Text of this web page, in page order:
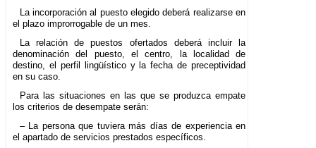
La incorporación al puesto elegido deberá realizarse en
el plazo improrrogable de un mes.
La relación de puestos ofertados deberá incluir la
denominación del puesto, el centro, la localidad de
destino, el perfil lingüístico y la fecha de preceptividad
en su caso.
Para las situaciones en las que se produzca empate
los criterios de desempate serán:
– La persona que tuviera más días de experiencia en
el apartado de servicios prestados específicos.